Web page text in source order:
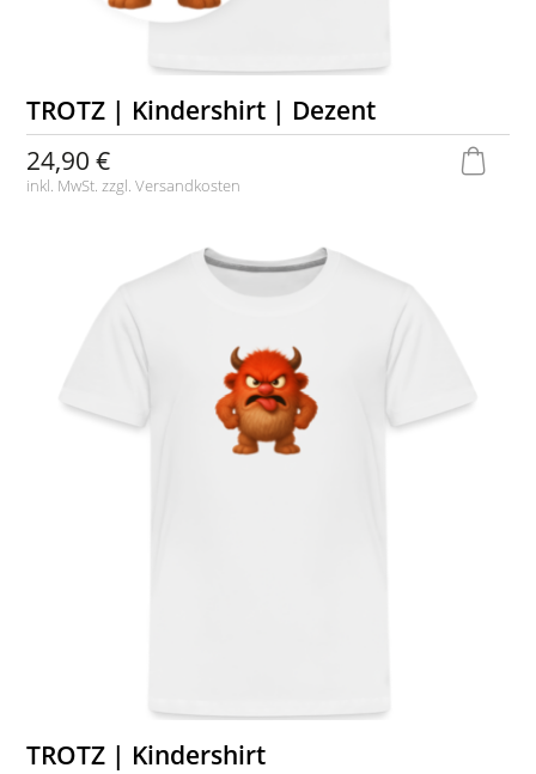
TROTZ | Kindershirt | Dezent
24,90 €
inkl. MwSt. zzgl.Versandkosten
TROTZ | Kindershirt